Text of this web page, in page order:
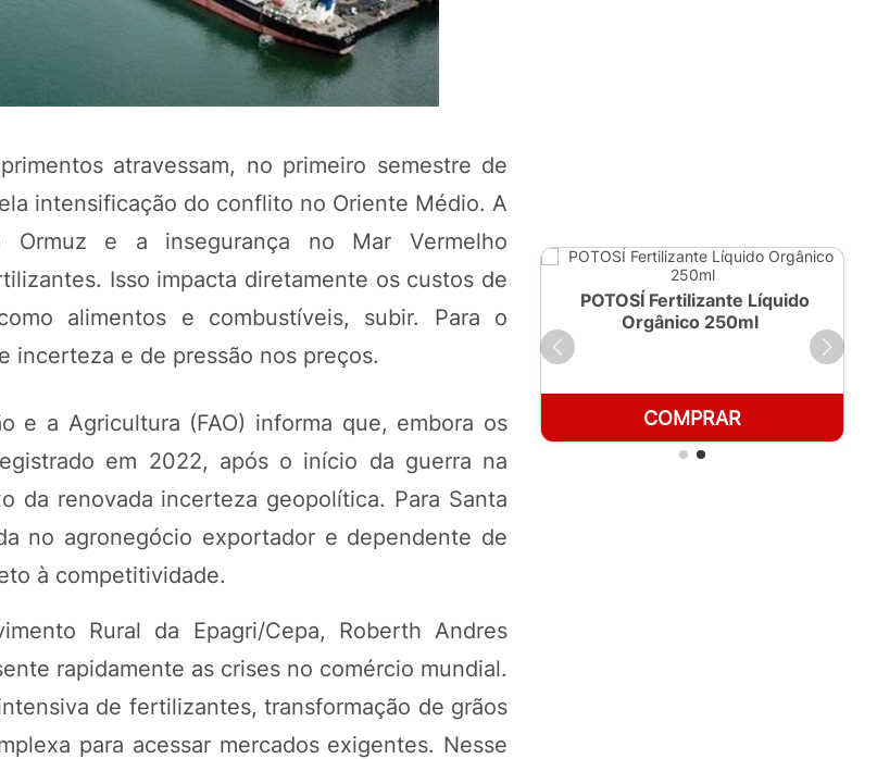
atravessam, no primeiro semestre de
intensificação do conflito no Oriente Médio. A
Ormuz e a insegurança no Mar Vermelho
Isso impacta diretamente os custos de
alimentos e combustíveis, subir. Para o
incerteza e de pressão nos preços.
e a Agricultura (FAO) informa que, embora os
em 2022, após o início da guerra na
da renovada incerteza geopolítica. Para Santa
no agronegócio exportador e dependente de
à competitividade.
Rural da Epagri/Cepa, Roberth Andres
rapidamente as crises no comércio mundial.
de fertilizantes, transformação de grãos
para acessar mercados exigentes. Nesse
Orgânico 1 LT
COMPRAR
POTOSÍ Fertilizante Líquido
Orgânico 250ml
COMPRAR